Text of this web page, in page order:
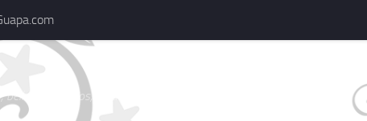
belleza, consejos, actualidad, marcas